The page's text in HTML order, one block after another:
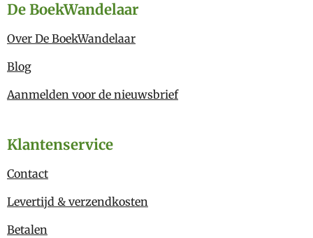
De BoekWandelaar
Over De BoekWandelaar
Blog
Aanmelden voor de nieuwsbrief
Klantenservice
Contact
Levertijd & verzendkosten
Betalen